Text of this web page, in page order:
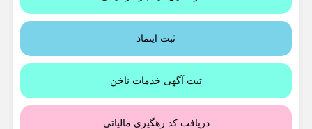
ثبت اینماد
ثبت آگهی خدمات ناخن
دریافت کد رهگیری مالیاتی